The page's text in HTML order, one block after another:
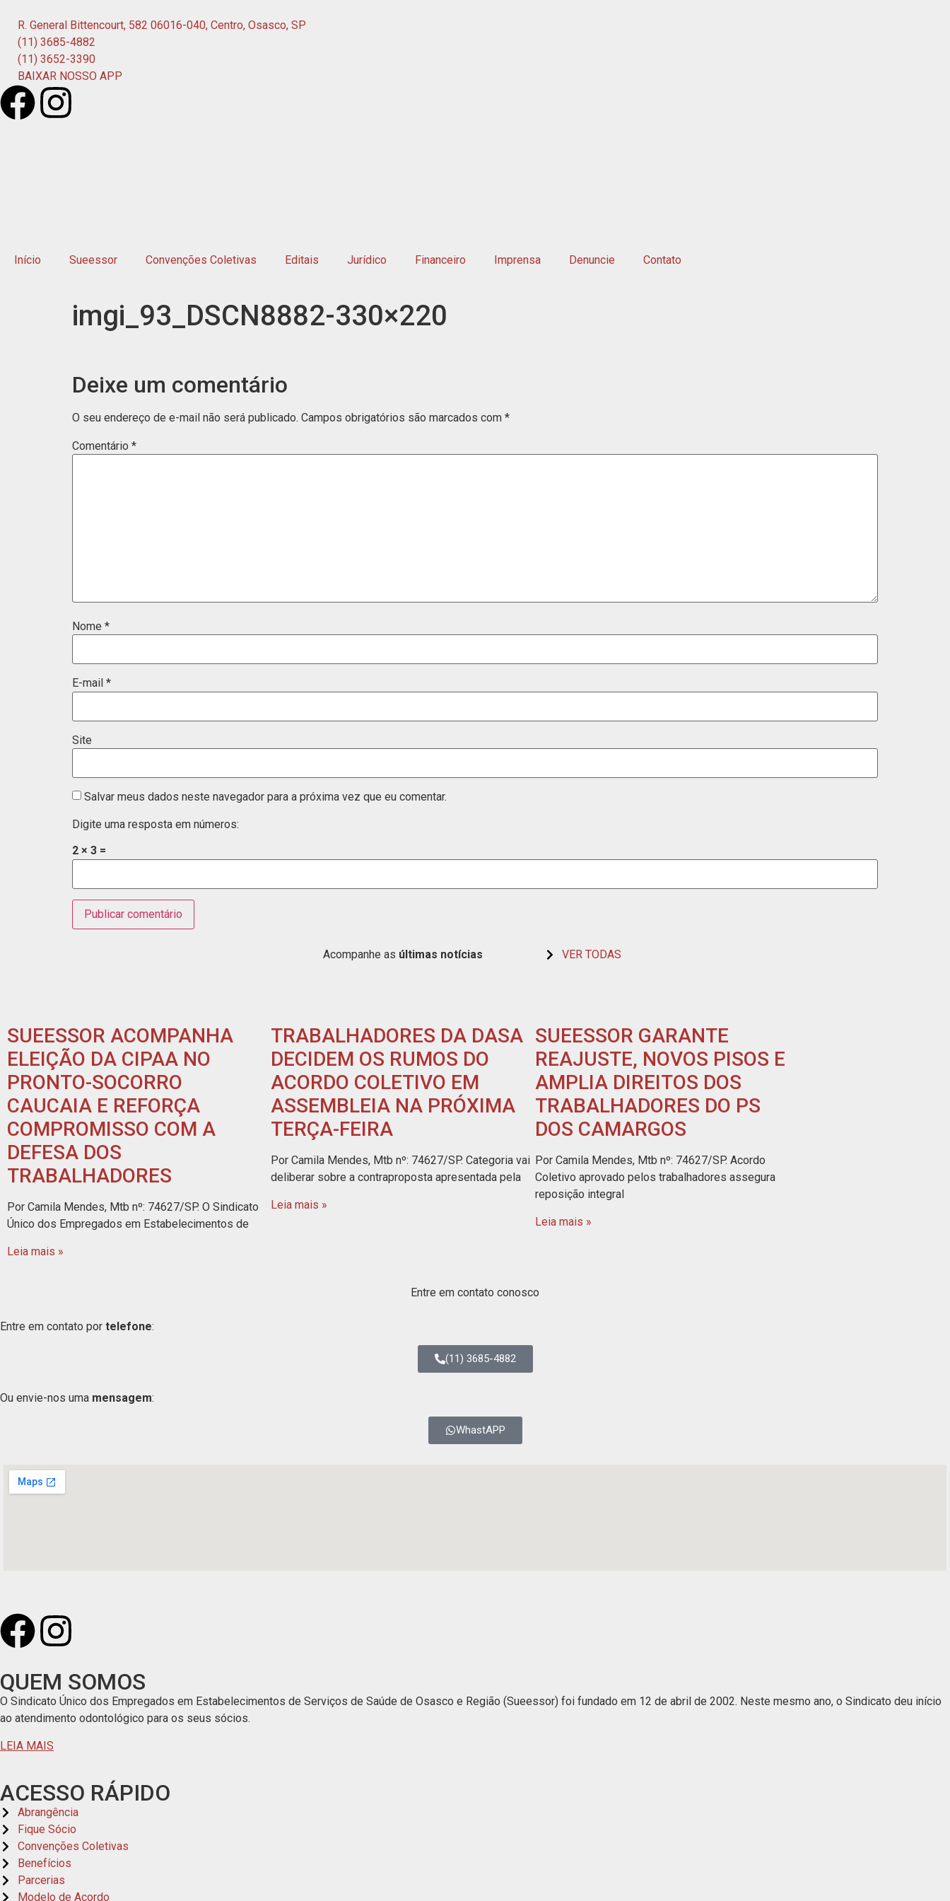
R. General Bittencourt, 582 06016-040, Centro, Osasco, SP
(11) 3685-4882
(11) 3652-3390
BAIXAR NOSSO APP
Início Sueessor Convenções Coletivas Editais Jurídico Financeiro Imprensa Denuncie Contato
imgi_93_DSCN8882-330×220
Deixe um comentário
O seu endereço de e-mail não será publicado. Campos obrigatórios são marcados com *
Comentário *
Nome *
E-mail *
Site
Salvar meus dados neste navegador para a próxima vez que eu comentar.
Digite uma resposta em números:
2 × 3 =
Acompanhe as últimas notícias VER TODAS
SUEESSOR ACOMPANHA
ELEIÇÃO DA CIPAA NO
PRONTO-SOCORRO
CAUCAIA E REFORÇA
COMPROMISSO COM A
DEFESA DOS
TRABALHADORES
Por Camila Mendes, Mtb nº: 74627/SP. O Sindicato
Único dos Empregados em Estabelecimentos de
Leia mais »
TRABALHADORES DA DASA
DECIDEM OS RUMOS DO
ACORDO COLETIVO EM
ASSEMBLEIA NA PRÓXIMA
TERÇA-FEIRA
Por Camila Mendes, Mtb nº: 74627/SP. Categoria vai
deliberar sobre a contraproposta apresentada pela
Leia mais »
SUEESSOR GARANTE
REAJUSTE, NOVOS PISOS E
AMPLIA DIREITOS DOS
TRABALHADORES DO PS
DOS CAMARGOS
Por Camila Mendes, Mtb nº: 74627/SP. Acordo
Coletivo aprovado pelos trabalhadores assegura
reposição integral
Leia mais »
Entre em contato conosco
Entre em contato por telefone:
(11) 3685-4882
Ou envie-nos uma mensagem:
WhastAPP
QUEM SOMOS
O Sindicato Único dos Empregados em Estabelecimentos de Serviços de Saúde de Osasco e Região (Sueessor) foi fundado em 12 de abril de 2002. Neste mesmo ano, o Sindicato deu início
ao atendimento odontológico para os seus sócios.
LEIA MAIS
ACESSO RÁPIDO
Abrangência
Fique Sócio
Convenções Coletivas
Benefícios
Parcerias
Modelo de Acordo